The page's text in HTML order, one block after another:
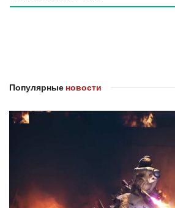
Популярные новости